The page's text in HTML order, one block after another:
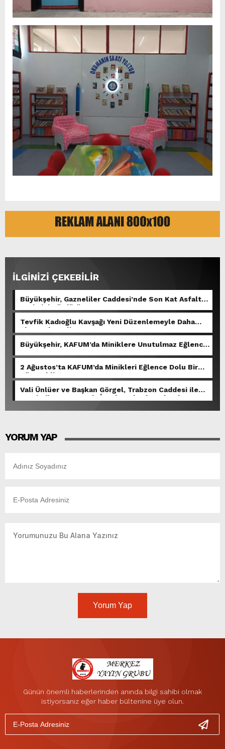
İLGİNİZİ ÇEKEBİLİR
Büyükşehir, Gazneliler Caddesi’nde Son Kat Asfalt
Serimini Sürdürüyor.
Tevfik Kadıoğlu Kavşağı Yeni Düzenlemeyle Daha
Akıcı Hale Geliyor.
Büyükşehir, KAFUM’da Miniklere Unutulmaz Eğlence
2 Ağustos’ta KAFUM’da Minikleri Eğlence Dolu Bir
Gün Bekliyor.
Vali Ünlüer ve Başkan Görgel, Trabzon Caddesi ile
Demirciler Çarşısı’nda İncelemelerde Bulundu.
YORUM YAP
Yorum Yap
Günün önemli haberlerinden anında bilgi sahibi olmak
istiyorsanız eğer haber bültenine üye olun.